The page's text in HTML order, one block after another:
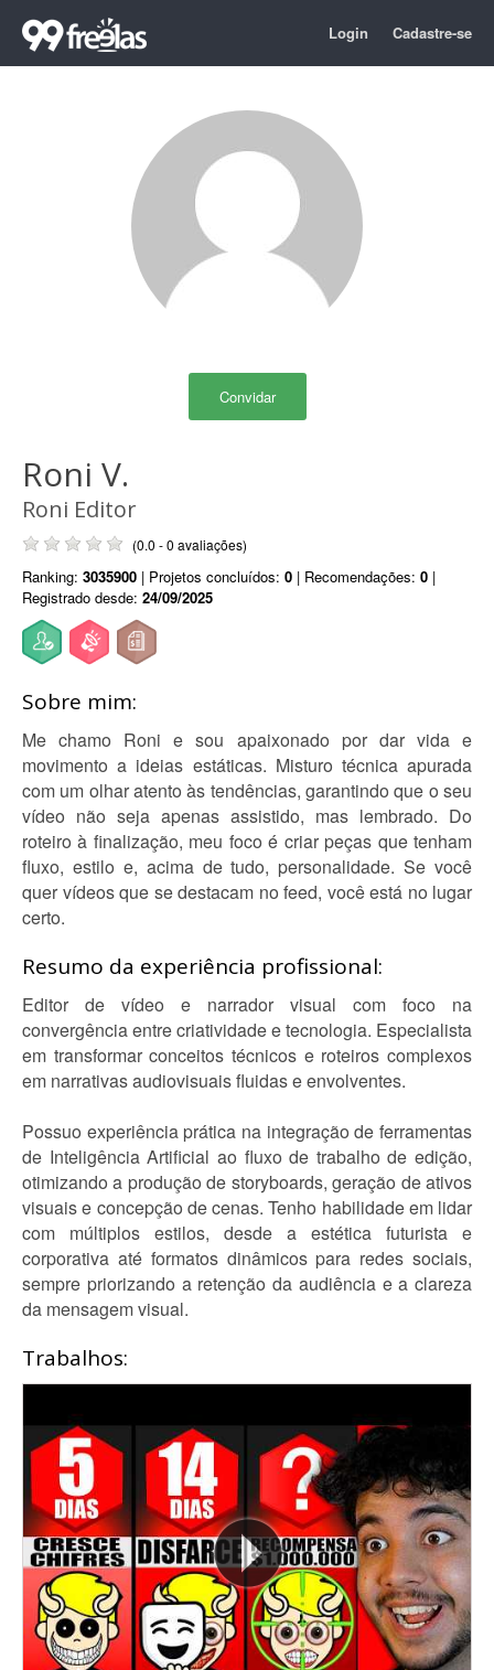
Login Cadastre-se
Convidar
Roni V.
Roni Editor
(0.0 - 0 avaliações)
Ranking: 3035900 | Projetos concluídos: 0 | Recomendações: 0 |
Registrado desde: 24/09/2025
Sobre mim:
Me chamo Roni e sou apaixonado por dar vida e
movimento a ideias estáticas. Misturo técnica apurada
com um olhar atento às tendências, garantindo que o seu
vídeo não seja apenas assistido, mas lembrado. Do
roteiro à finalização, meu foco é criar peças que tenham
fluxo, estilo e, acima de tudo, personalidade. Se você
quer vídeos que se destacam no feed, você está no lugar
certo.
Resumo da experiência profissional:
Editor de vídeo e narrador visual com foco na
convergência entre criatividade e tecnologia. Especialista
em transformar conceitos técnicos e roteiros complexos
em narrativas audiovisuais fluidas e envolventes.
Possuo experiência prática na integração de ferramentas
de Inteligência Artificial ao fluxo de trabalho de edição,
otimizando a produção de storyboards, geração de ativos
visuais e concepção de cenas. Tenho habilidade em lidar
com múltiplos estilos, desde a estética futurista e
corporativa até formatos dinâmicos para redes sociais,
sempre priorizando a retenção da audiência e a clareza
da mensagem visual.
Trabalhos: